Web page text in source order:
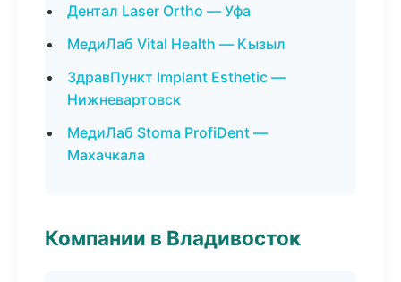
Дентал Laser Ortho — Уфа
МедиЛаб Vital Health — Кызыл
ЗдравПункт Implant Esthetic —
Нижневартовск
МедиЛаб Stoma ProfiDent —
Махачкала
Компании в Владивосток